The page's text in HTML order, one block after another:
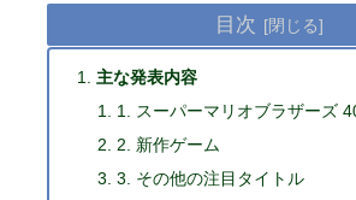
目次
主な発表内容
1. スーパーマリオブラザーズ
2. 新作ゲーム
3. その他の注目タイトル